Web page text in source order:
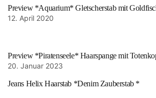
Preview *Aquarium* Gletscherstab mit
12. April 2020
Preview *Piratenseele* Haarspange mit
20. Januar 2023
Jeans Helix Haarstab *Denim Zauberstab *